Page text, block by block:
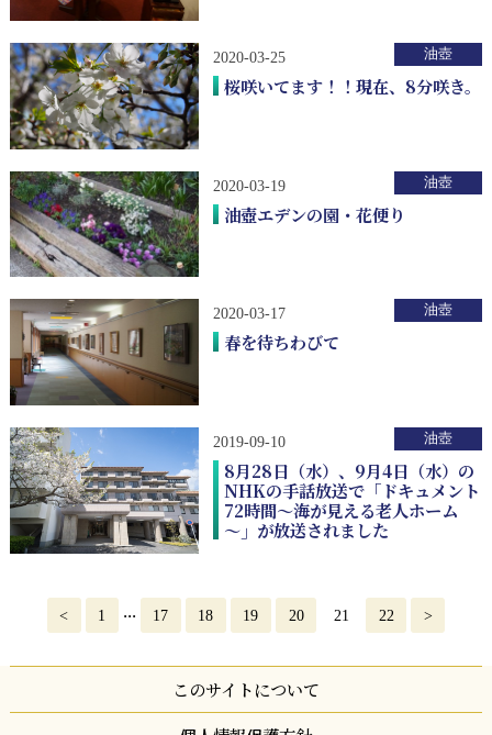
2020-03-25
桜咲いてます！！現在、8分咲き。
油壺
2020-03-19
油壺エデンの園・花便り
油壺
2020-03-17
春を待ちわびて
油壺
2019-09-10
8月28日（水）、9月4日（水）の
NHKの手話放送で「ドキュメント
72時間～海が見える老人ホーム
～」が放送されました
油壺
< 1 ... 17 18 19 20 21 22 >
このサイトについて